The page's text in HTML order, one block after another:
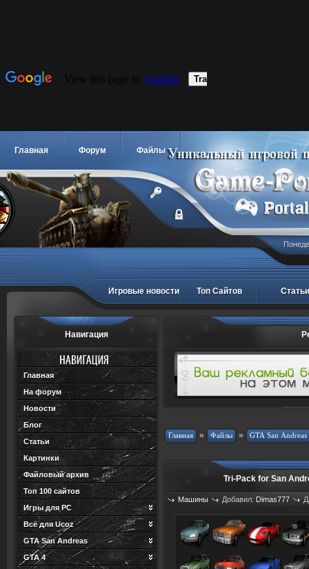
Главная Форум Файлы
Игровые новости Топ Сайтов Статьи
Навигация
Главная
На форум
Новости
Блог
Статьи
Картинки
Файловый архив
Топ 100 сайтов
Игры для PC
Всё для Ucoz
GTA San Andreas
GTA 4
» »
Tri-Pack for San
Машины Добавил: Dimas777